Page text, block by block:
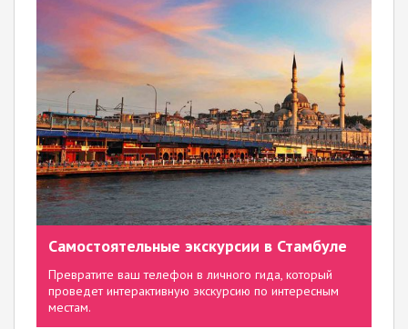
Самостоятельные экскурсии в Стамбуле
Превратите ваш телефон в личного гида, который
проведет интерактивную экскурсию по интересным
местам.